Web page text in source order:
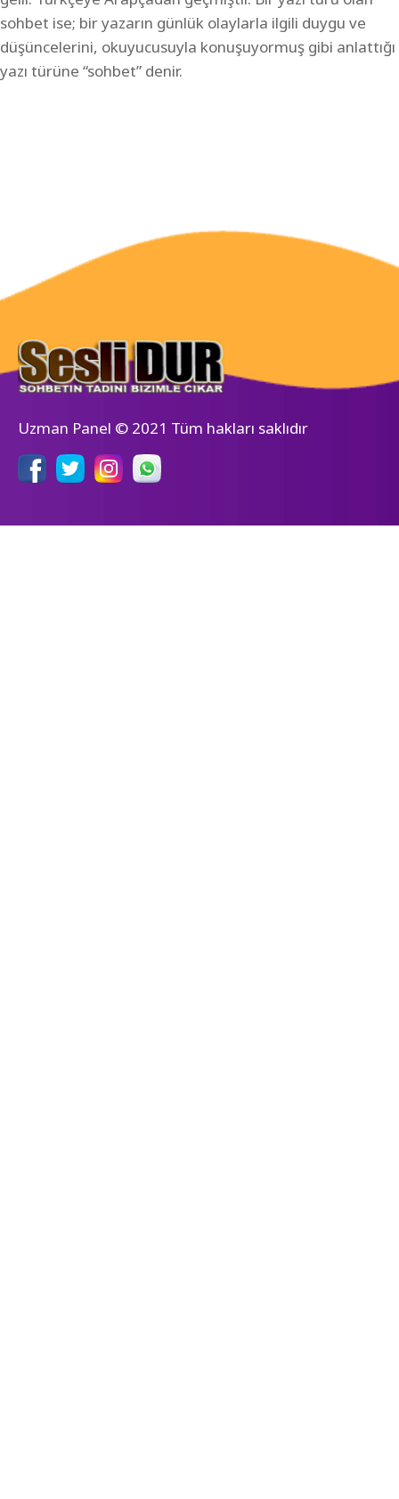
sohbet ise; bir yazarın günlük olaylarla ilgili duygu ve
düşüncelerini, okuyucusuyla konuşuyormuş gibi anlattığı
yazı türüne “sohbet” denir.
Uzman Panel © 2021 Tüm hakları saklıdır